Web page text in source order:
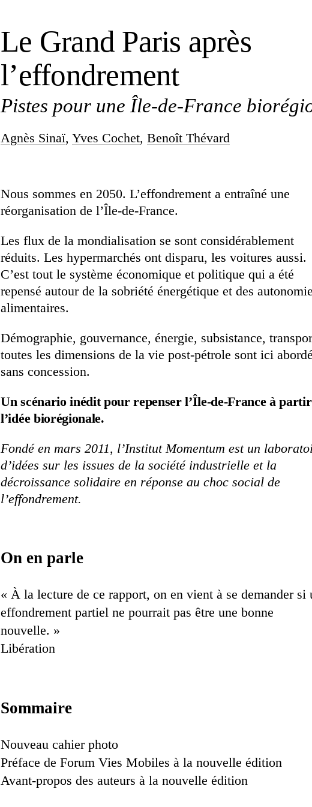
Le Grand Paris après
l’effondrement
Pistes pour une Île-de-France
Agnès Sinaï,Yves Cochet,Benoît Thévard
Nous sommes en 2050. L’effondrement a entraîné une
réorganisation de l’Île-de-France.
Les flux de la mondialisation se sont considérablement
réduits. Les hypermarchés ont disparu, les voitures aussi.
C’est tout le système économique et politique qui a été
repensé autour de la sobriété énergétique et des
alimentaires.
Démographie, gouvernance, énergie, subsistance,
toutes les dimensions de la vie post-pétrole sont ici
sans concession.
Un scénario inédit pour repenser l’Île-de-France à
l’idée biorégionale.
Fondé en mars 2011, l’Institut Momentum est un
d’idées sur les issues de la société industrielle et la
décroissance solidaire en réponse au choc social de
l’effondrement.
On en parle
« À la lecture de ce rapport, on en vient à se demander si
effondrement partiel ne pourrait pas être une bonne
nouvelle. »
Libération
Sommaire
Nouveau cahier photo
Préface de Forum Vies Mobiles à la nouvelle édition
Avant-propos des auteurs à la nouvelle édition